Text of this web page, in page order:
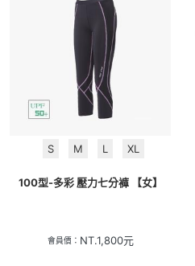
S M L XL
100型-多彩 壓力七分褲 【女】
會員價： NT.1,800元